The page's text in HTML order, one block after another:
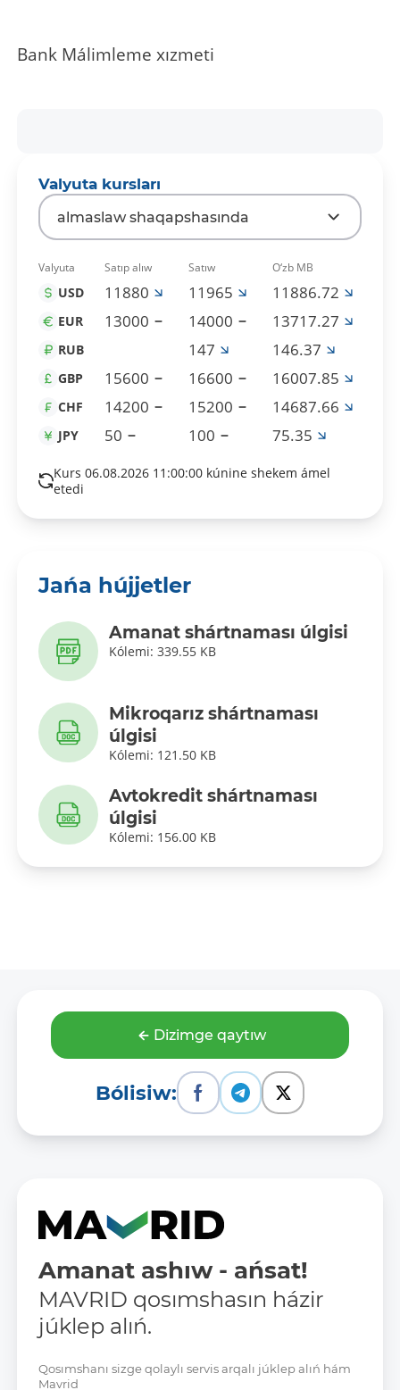
Bank Málimleme xızmeti
Valyuta kursları
almaslaw shaqapshasında
Valyuta Satıp alıw Satıw O‘zb MB
USD 11880 11965 11886.72
EUR 13000 14000 13717.27
RUB 147 146.37
GBP 15600 16600 16007.85
CHF 14200 15200 14687.66
JPY 50 100 75.35
Kurs 06.08.2026 11:00:00 kúnine shekem ámel
etedi
Jańa hújjetler
Amanat shártnaması úlgisi
Kólemi: 339.55 KB
Mikroqarız shártnaması
úlgisi
Kólemi: 121.50 KB
Avtokredit shártnaması
úlgisi
Kólemi: 156.00 KB
Dizimge qaytıw
Bólisiw:
Amanat ashıw - ańsat!
MAVRID qosımshasın házir
júklep alıń.
Qosımshanı sizge qolaylı servis arqalı júklep alıń hám
Mavrid